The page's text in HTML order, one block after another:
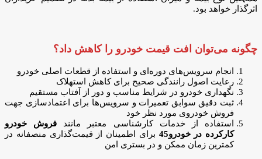
اثرگذار خواهد بود.
چگونه می‌توان افت قیمت خودرو را کاهش داد؟
انجام سرویس‌های دوره‌ای و استفاده از قطعات اصلی خودرو
رعایت اصول رانندگی صحیح برای کاهش استهلاک
نگهداری خودرو در شرایط مناسب و دور از آفتاب مستقیم
ثبت دقیق سوابق تعمیرات و سرویس‌ها برای اعتمادسازی جهت
فروش خودروی مورد نظر خود
استفاده از خدمات کارشناسی معتبر مانند فروش خودرو
کارکرده در خودرو45
برای اطمینان از قیمت‌گذاری منصفانه در
کمترین زمان ممکن و در بستری امن